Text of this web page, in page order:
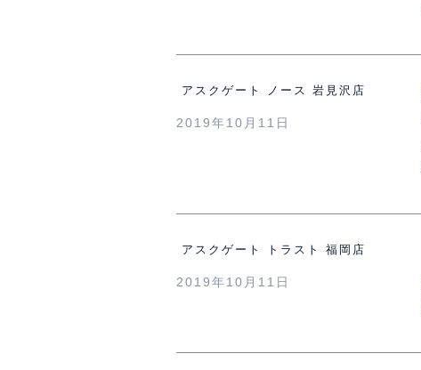
アスクゲート ノース 岩見沢店
2019年10月11日
アスクゲート トラスト 福岡店
2019年10月11日